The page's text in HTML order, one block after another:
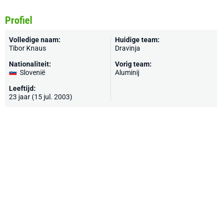
Profiel
Volledige naam:
Tibor Knaus
Nationaliteit:
Slovenië
Leeftijd:
23 jaar (15 jul. 2003)
Huidige team:
Dravinja
Vorig team:
Aluminij